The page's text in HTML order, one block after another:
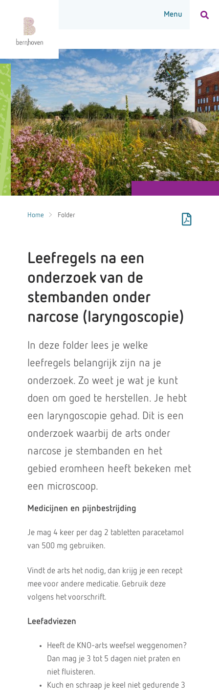
Home Folder
Leefregels na een
onderzoek van de
stembanden onder
narcose (laryngoscopie)
In deze folder lees je welke
leefregels belangrijk zijn na je
onderzoek. Zo weet je wat je kunt
doen om goed te herstellen. Je hebt
een laryngoscopie gehad. Dit is een
onderzoek waarbij de arts onder
narcose je stembanden en het
gebied eromheen heeft bekeken met
een microscoop.
Medicijnen en pijnbestrijding
Je mag 4 keer per dag 2 tabletten paracetamol
van 500 mg gebruiken.
Vindt de arts het nodig, dan krijg je een recept
mee voor andere medicatie. Gebruik deze
volgens het voorschrift.
Leefadviezen
Heeft de KNO-arts weefsel weggenomen?
Dan mag je 3 tot 5 dagen niet praten en
niet fluisteren.
Kuch en schraap je keel niet gedurende 3